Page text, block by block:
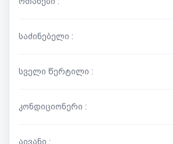
საძინებელი :
სველი წერტილი :
კონდიციონერი :
აივანი :